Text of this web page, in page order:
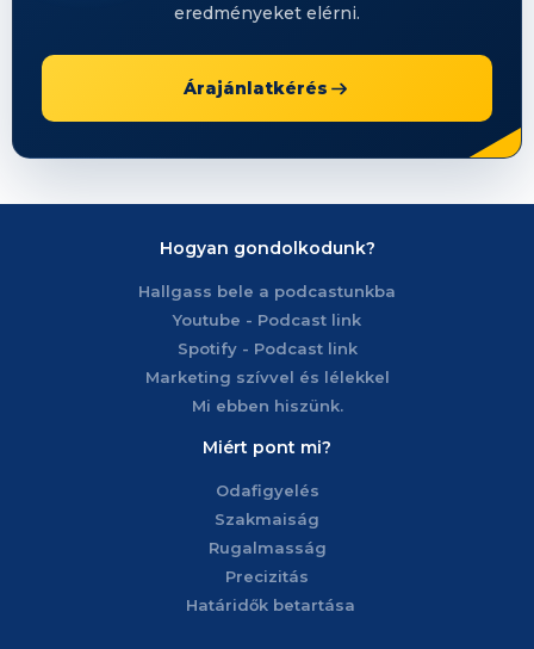
eredményeket elérni.
Árajánlatkérés
Hogyan gondolkodunk?
Hallgass bele a podcastunkba
Youtube - Podcast link
Spotify - Podcast link
Marketing szívvel és lélekkel
Mi ebben hiszünk.
Miért pont mi?
Odafigyelés
Szakmaiság
Rugalmasság
Precizitás
Határidők betartása